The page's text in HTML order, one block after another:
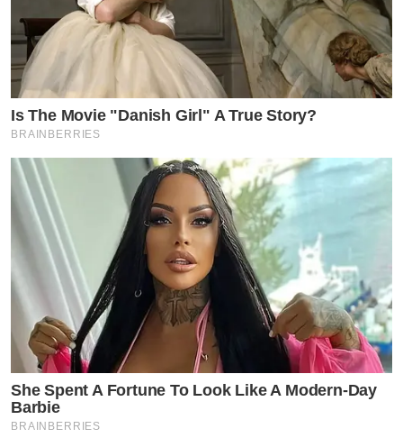
Is The Movie "Danish Girl" A True Story?
BRAINBERRIES
She Spent A Fortune To Look Like A Modern-Day
Barbie
BRAINBERRIES